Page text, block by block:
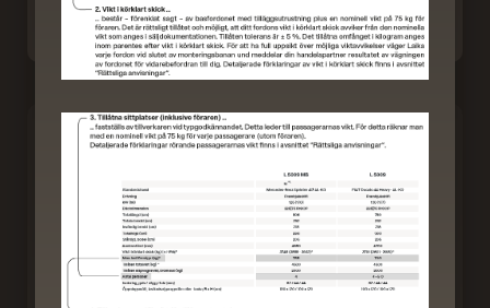
från 1 276 000,– kr
Halvintegrerade